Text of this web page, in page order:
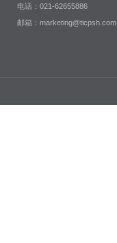
电话：021-62655886
邮箱：marketing@ticpsh.com